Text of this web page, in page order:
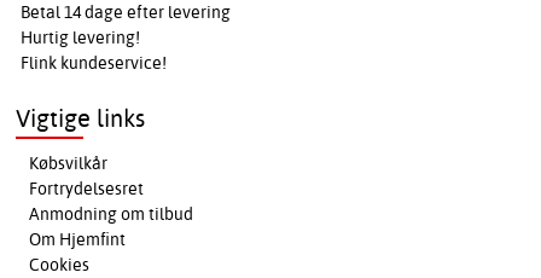
Betal 14 dage efter levering
Hurtig levering!
Flink kundeservice!
Vigtige links
Købsvilkår
Fortrydelsesret
Anmodning om tilbud
Om Hjemfint
Cookies